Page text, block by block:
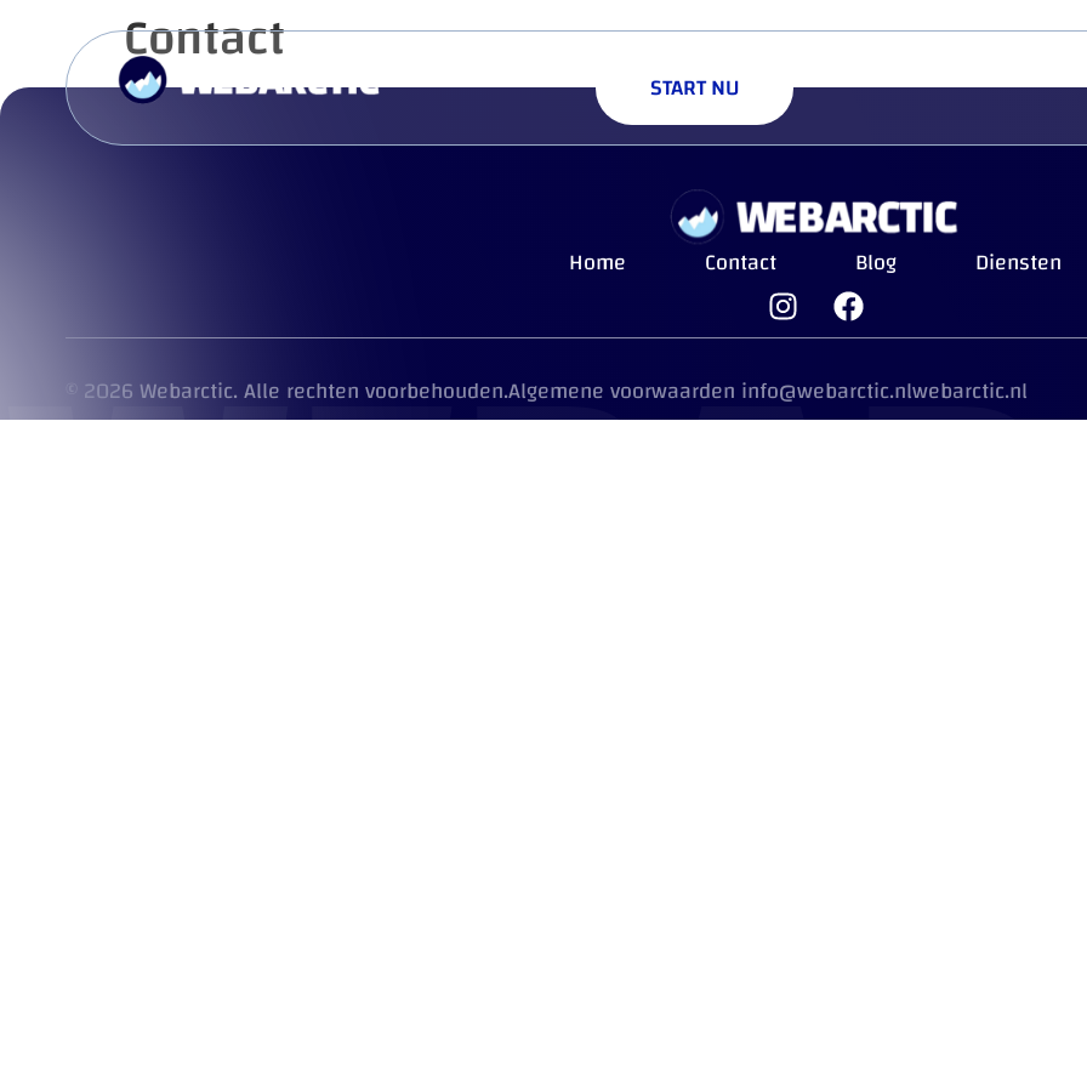
START NU
Contact
Home Contact Blog Diensten
© 2026 Webarctic. Alle rechten voorbehouden.Algemene voorwaarden info@webarctic.nlwebarctic.nl